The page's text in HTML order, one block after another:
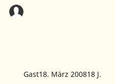
Gast18. März 200818 J.